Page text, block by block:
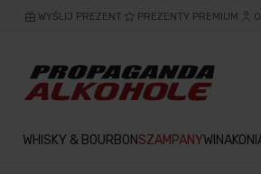
WYŚLIJ PREZENT PREZENTY PREMIUM
WHISKY & BOURBONSZAMPANYWINA